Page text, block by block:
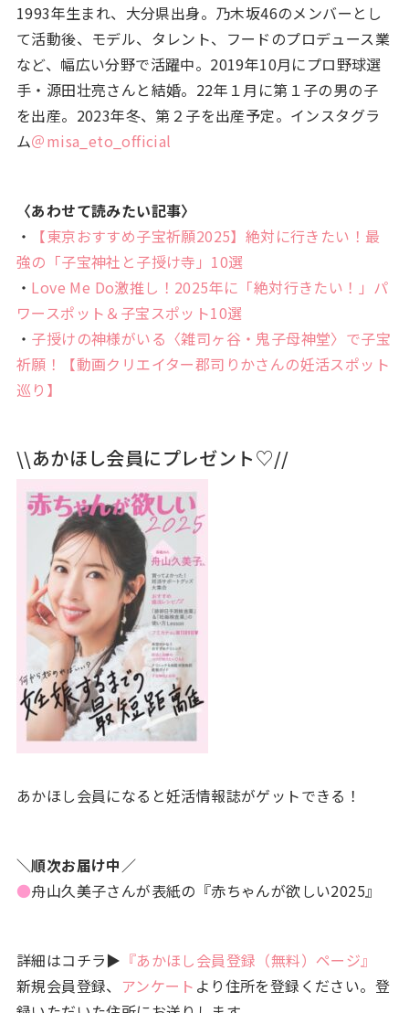
1993年生まれ、大分県出身。乃木坂46のメンバーとし
て活動後、モデル、タレント、フードのプロデュース業
など、幅広い分野で活躍中。2019年10月にプロ野球選
手・源田壮亮さんと結婚。22年１月に第１子の男の子
を出産。2023年冬、第２子を出産予定。インスタグラ
ム＠misa_eto_official
〈あわせて読みたい記事〉
・
【東京おすすめ子宝祈願2025】絶対に行きたい！最
強の「子宝神社と子授け寺」10選
・ Love Me Do激推し！2025年に「絶対行きたい！」パ
ワースポット＆子宝スポット10選
・ 子授けの神様がいる〈雑司ヶ谷・鬼子母神堂〉で子宝
祈願！【動画クリエイター郡司りかさんの妊活スポット
巡り】
\\あかほし会員にプレゼント♡//
あかほし会員になると妊活情報誌がゲットできる！
＼順次お届け中／
●舟山久美子さんが表紙の『赤ちゃんが欲しい2025』
詳細はコチラ▶ 『あかほし会員登録（無料）ページ』
新規会員登録、 アンケート より住所を登録ください。登